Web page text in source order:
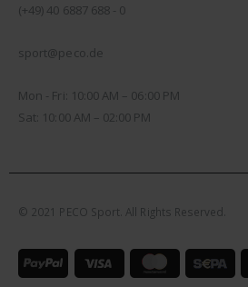
(+49) 40 6887 688 - 0
sport@peco.de
Mon - Fri: 10:00 AM – 06:00 PM
Sat: 10:00 AM – 02:00 PM
© 2021 PECO Sport. All Rights Reserved.